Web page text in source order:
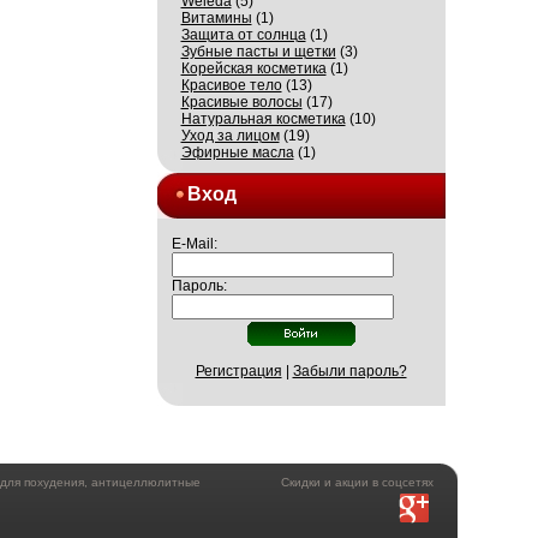
Витамины (1)
Защита от солнца(1)
Зубные пасты и щетки (3)
Корейская косметика(1)
Красивое тело(13)
Красивые волосы (17)
Натуральная косметика(10)
Уход за лицом(19)
Эфирные масла(1)
Вход
E-Mail:
Пароль:
Регистрация Забыли пароль?
Скидки и акции в соцсетях
похудения, антицеллюлитные